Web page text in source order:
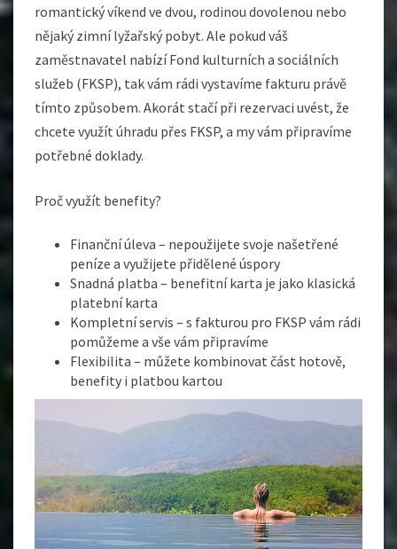
romantický víkend ve dvou, rodinou dovolenou nebo
nějaký zimní lyžařský pobyt. Ale pokud váš
zaměstnavatel nabízí Fond kulturních a sociálních
služeb (FKSP), tak vám rádi vystavíme fakturu právě
tímto způsobem. Akorát stačí při rezervaci uvést, že
chcete využít úhradu přes FKSP, a my vám připravíme
potřebné doklady.
Proč využít benefity?
Finanční úleva – nepoužijete svoje našetřené
peníze a využijete přidělené úspory
Snadná platba – benefitní karta je jako klasická
platební karta
Kompletní servis – s fakturou pro FKSP vám rádi
pomůžeme a vše vám připravíme
Flexibilita – můžete kombinovat část hotově,
benefity i platbou kartou